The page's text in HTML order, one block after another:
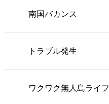
南国バカンス
トラブル発生
ワクワク無人島ライフ